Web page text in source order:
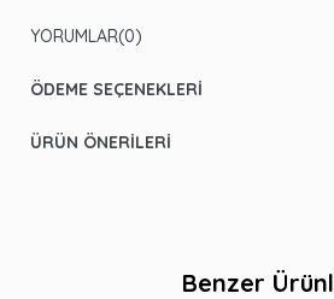
YORUMLAR(0)
ÖDEME SEÇENEKLERI
ÜRÜN ÖNERILERI
Benzer